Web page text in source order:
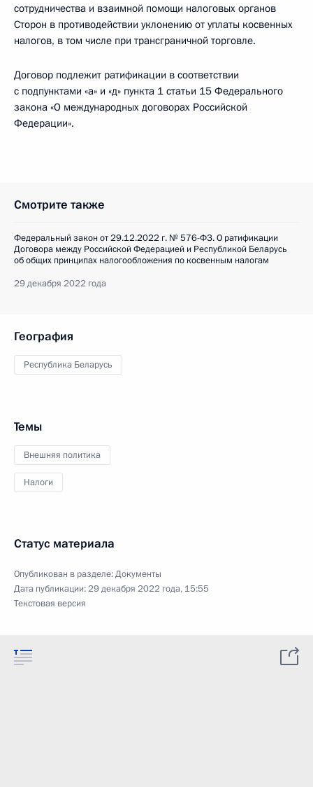
сотрудничества и взаимной помощи налоговых органов
Сторон в противодействии уклонению от уплаты косвенных
налогов, в том числе при трансграничной торговле.
Договор подлежит ратификации в соответствии
с подпунктами «а» и «д» пункта 1 статьи 15 Федерального
закона «О международных договорах Российской
Федерации».
Смотрите также
Федеральный закон от 29.12.2022 г. № 576-ФЗ. О ратификации
Договора между Российской Федерацией и Республикой Беларусь
об общих принципах налогообложения по косвенным налогам
29 декабря 2022 года
География
Республика Беларусь
Темы
Внешняя политика
Налоги
Статус материала
Опубликован в разделе:Документы
Дата публикации:29 декабря 2022 года, 15:55
Текстовая версия